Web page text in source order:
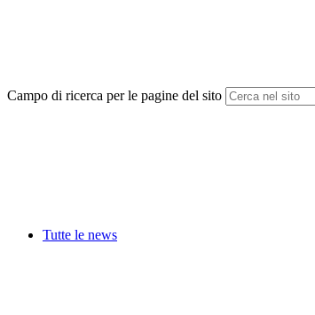
Campo di ricerca per le pagine del sito
Tutte le news